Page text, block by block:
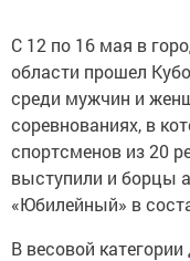
С 12 по 16 мая в
области прошел
среди мужчин и
соревнованиях, в
спортсменов из 20
выступили и борцы
«Юбилейный» в
В весовой